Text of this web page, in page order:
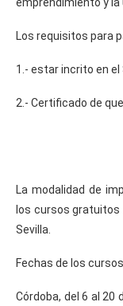
Los requisitos para
1.- estar incrito en el
2.- Certificado de
La modalidad de
los cursos gratuitos
Sevilla.
Fechas de los
Córdoba, del 6 al 20